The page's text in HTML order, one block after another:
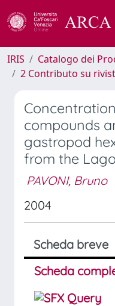
IRIS
Catalogo dei
2 Contributo su
compounds
gastropod
from the
PAVONI, Bruno
2004
Scheda breve
Scheda